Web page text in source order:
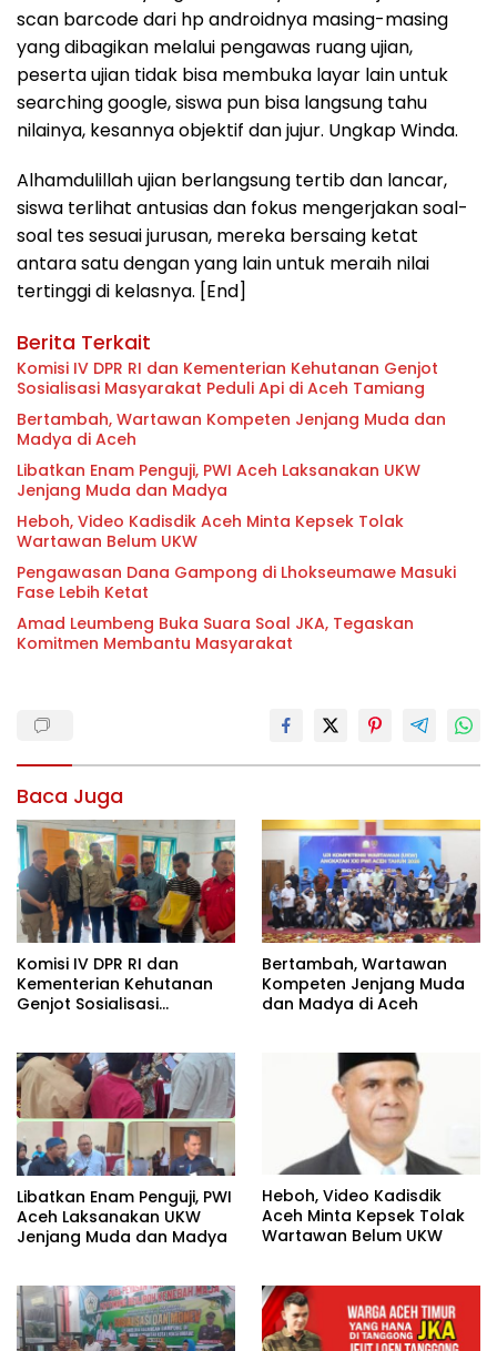
scan barcode dari hp androidnya masing-masing
yang dibagikan melalui pengawas ruang ujian,
peserta ujian tidak bisa membuka layar lain untuk
searching google, siswa pun bisa langsung tahu
nilainya, kesannya objektif dan jujur. Ungkap Winda.
Alhamdulillah ujian berlangsung tertib dan lancar,
siswa terlihat antusias dan fokus mengerjakan soal-
soal tes sesuai jurusan, mereka bersaing ketat
antara satu dengan yang lain untuk meraih nilai
tertinggi di kelasnya. [End]
Berita Terkait
Komisi IV DPR RI dan Kementerian Kehutanan Genjot
Sosialisasi Masyarakat Peduli Api di Aceh Tamiang
Bertambah, Wartawan Kompeten Jenjang Muda dan
Madya di Aceh
Libatkan Enam Penguji, PWI Aceh Laksanakan UKW
Jenjang Muda dan Madya
Heboh, Video Kadisdik Aceh Minta Kepsek Tolak
Wartawan Belum UKW
Pengawasan Dana Gampong di Lhokseumawe Masuki
Fase Lebih Ketat
Amad Leumbeng Buka Suara Soal JKA, Tegaskan
Komitmen Membantu Masyarakat
Baca Juga
Komisi IV DPR RI dan
Kementerian Kehutanan
Genjot Sosialisasi
Bertambah, Wartawan
Kompeten Jenjang Muda
dan Madya di Aceh
Libatkan Enam Penguji, PWI
Aceh Laksanakan UKW
Jenjang Muda dan Madya
Heboh, Video Kadisdik
Aceh Minta Kepsek Tolak
Wartawan Belum UKW